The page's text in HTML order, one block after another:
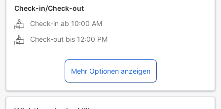
Check-in/Check-out
Check-in ab 10:00 AM
Check-out bis 12:00 PM
Mehr Optionen anzeigen